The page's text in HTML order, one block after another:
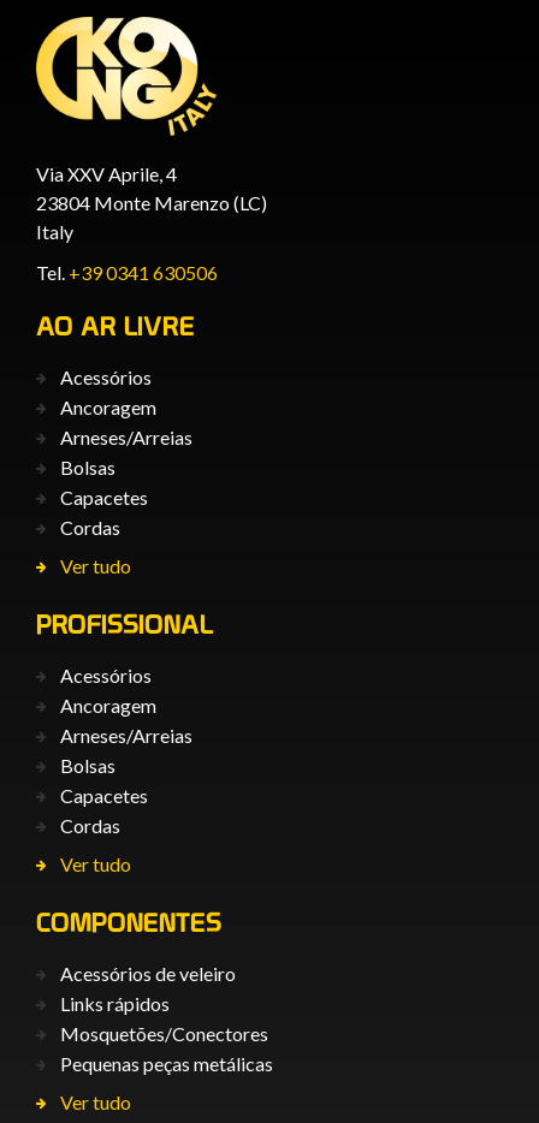
Via XXV Aprile, 4
23804 Monte Marenzo (LC)
Italy
Tel. +39 0341 630506
AO AR LIVRE
Acessórios
Ancoragem
Arneses/Arreias
Bolsas
Capacetes
Cordas
Ver tudo
PROFISSIONAL
Acessórios
Ancoragem
Arneses/Arreias
Bolsas
Capacetes
Cordas
Ver tudo
COMPONENTES
Acessórios de veleiro
Links rápidos
Mosquetões/Conectores
Pequenas peças metálicas
Ver tudo